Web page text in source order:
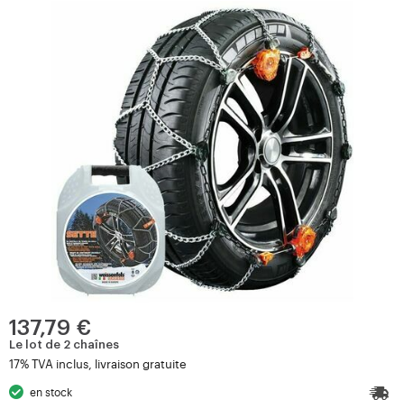
137,79 €
Le lot de 2 chaînes
17% TVA inclus, livraison gratuite
en stock